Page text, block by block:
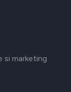
si marketing